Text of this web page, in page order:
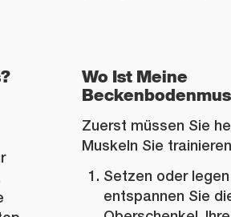
Wo Ist Meine
Zuerst müssen Sie
Muskeln Sie
Setzen oder
entspannen Sie